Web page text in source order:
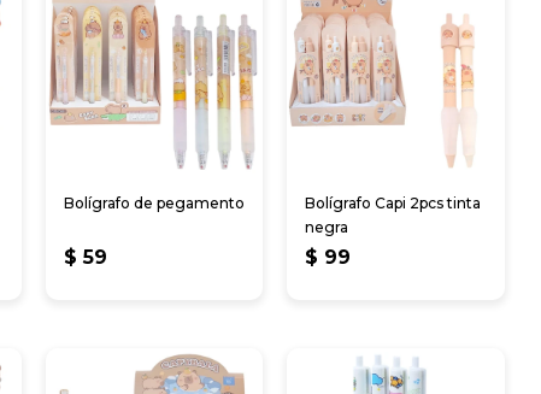
Bolígrafo de pegamento
$ 59
Bolígrafo Capi 2pcs tinta
negra
$ 99